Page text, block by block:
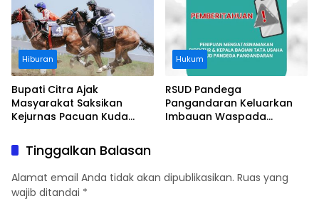
Hiburan
Bupati Citra Ajak
Masyarakat Saksikan
Kejurnas Pacuan Kuda
Legokjawa
Hukum
RSUD Pandega
Pangandaran Keluarkan
Imbauan Waspada
Tinggalkan Balasan
Alamat email Anda tidak akan dipublikasikan. Ruas yang
wajib ditandai *